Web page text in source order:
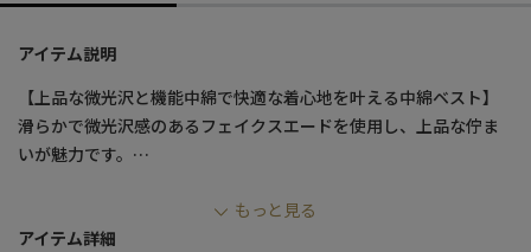
アイテム説明
【上品な微光沢と機能中綿で快適な着心地を叶える中綿ベスト】
滑らかで微光沢感のあるフェイクスエードを使用し、上品な佇ま
いが魅力です。
ややゆったりしたシルエットは厚手のニットも着込めるのがポイ
もっと見る
アイテム詳細